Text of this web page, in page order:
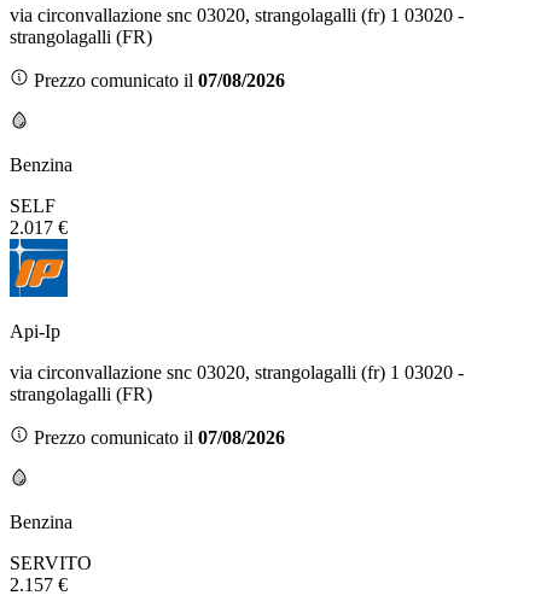
via circonvallazione snc 03020, strangolagalli (fr) 1 03020 -
strangolagalli (FR)
Prezzo comunicato il 07/08/2026
Benzina
SELF
2.017 €
Api-Ip
via circonvallazione snc 03020, strangolagalli (fr) 1 03020 -
strangolagalli (FR)
Prezzo comunicato il 07/08/2026
Benzina
SERVITO
2.157 €